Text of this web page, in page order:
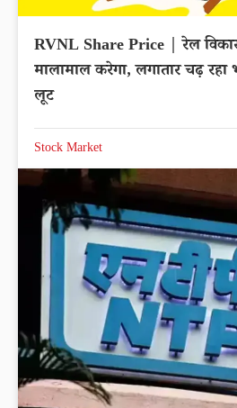
RVNL Share Price | रेल
मालामाल करेगा, लगातार चढ़
लूट
Stock Market